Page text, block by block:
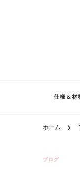
仕様＆材
ホーム
ブログ